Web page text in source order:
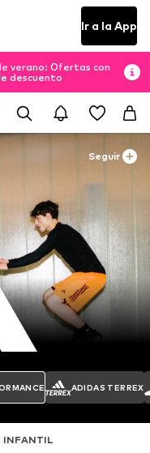
Ir a la App
verano: Ofertas con
descuento
Seguir
ADIDAS TERREX
INFANTIL